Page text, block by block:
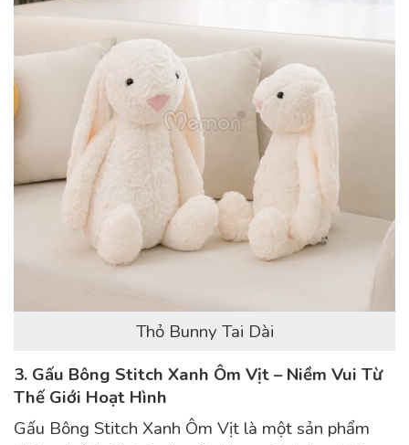
Thỏ Bunny Tai Dài
3. Gấu Bông Stitch Xanh Ôm Vịt – Niềm Vui Từ
Thế Giới Hoạt Hình
Gấu Bông Stitch Xanh Ôm Vịt là một sản phẩm